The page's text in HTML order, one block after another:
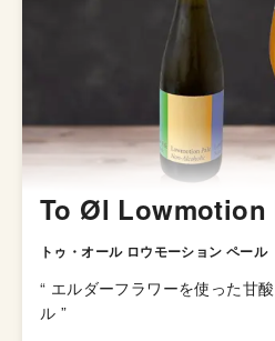
To Øl Lowmotion
トゥ・オール ロウモーション ペール
“ エルダーフラワーを使った甘
ル ”